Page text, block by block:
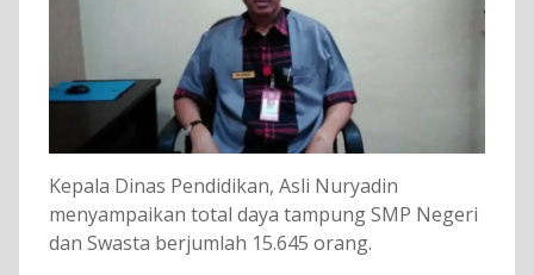
Kepala Dinas Pendidikan, Asli Nuryadin
menyampaikan total daya tampung SMP Negeri
dan Swasta berjumlah 15.645 orang.